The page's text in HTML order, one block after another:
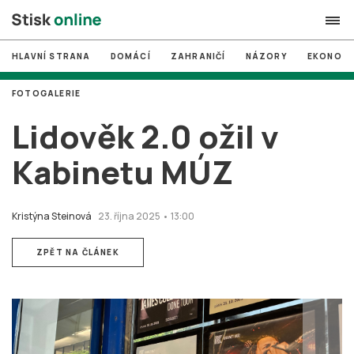
search
# MUNI
Brno
# volby
login PŘIHLÁSIT SE
Zapomněli jste heslo?
HLAVNÍ STRANA DOMÁCÍ ZAHRANIČÍ NÁZORY
Lidověk 2.0 ožil v
Kabinetu MÚZ
Kristýna Steinová 23. října 2025 • 13:00
FOTOGALERIE
ZPĚT NA ČLÁNEK